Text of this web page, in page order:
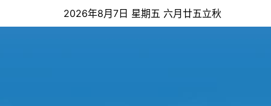
2026年8月7日 星期五 六月廿五立秋